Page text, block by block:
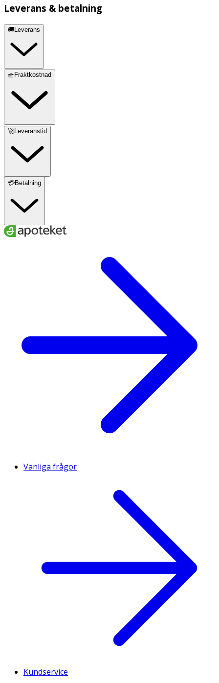
Leverans & betalning
🚚Leverans
🧺Fraktkostnad
🚀Leveranstid
💳Betalning
Vanliga frågor
Kundservice